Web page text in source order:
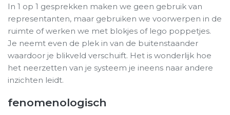
In 1 op 1 gesprekken maken we geen gebruik van
representanten, maar gebruiken we voorwerpen in de
ruimte of werken we met blokjes of lego poppetjes.
Je neemt even de plek in van de buitenstaander
waardoor je blikveld verschuift. Het is wonderlijk hoe
het neerzetten van je systeem je ineens naar andere
inzichten leidt.
fenomenologisch